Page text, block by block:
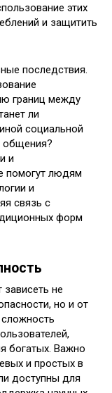
этих
и защитить
последствия.
границ между
ли
социальной
общения?
и
помогут людям
и
связь с
форм
не
но и от
богатых. Важно
и простых в
доступны для